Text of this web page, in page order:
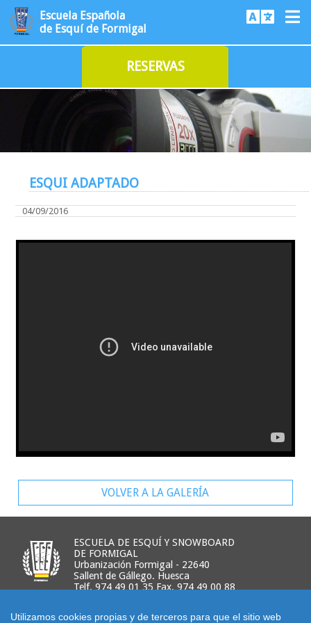
Escuela Española
de Esquí de Formigal
RESERVAS
ESQUI ADAPTADO
04/09/2016
VOLVER A LA GALERÍA
ESCUELA DE ESQUÍ Y SNOWBOARD
DE FORMIGAL
Urbanización Formigal - 22640
Sallent de Gállego. Huesca
Telf. 974 49 01 35 Fax. 974 49 00 88
Utilizamos cookies propias y de terceros para que el sitio web